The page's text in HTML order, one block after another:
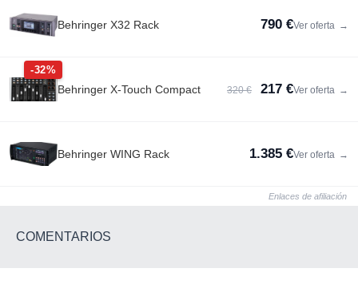
Behringer X32 Rack 790 €Ver oferta →
-32%
Behringer X-Touch Compact 320 € 217 €Ver oferta →
Behringer WING Rack 1.385 €Ver oferta →
Enlaces de afiliación
COMENTARIOS